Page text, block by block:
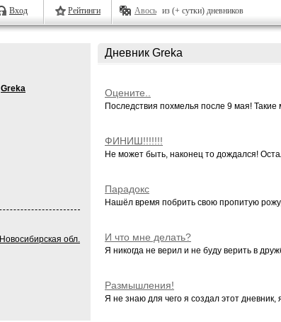
Вход Рейтинги Авось из (+ сутки) дневников
Greka
Новосибирская обл.
Дневник Greka
Оцените..
Последствия похмелья после 9 мая! Такие
ФИНИШ!!!!!!!
Не может быть, наконец то дождался!
Парадокс
Нашёл время побрить свою пропитую
И что мне делать?
Я никогда не верил и не буду верить в
Размышления!
Я не знаю для чего я создал этот дневник,